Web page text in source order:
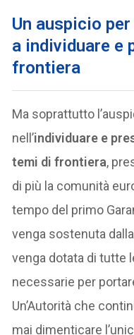
Un auspicio
a individuare e
frontiera
Ma soprattutto
nell’individuare e
temi di frontiera,
di più la comunità
tempo del primo
venga sostenuta
venga dotata di tutte
necessarie per
Un’Autorità che
mai dimenticare